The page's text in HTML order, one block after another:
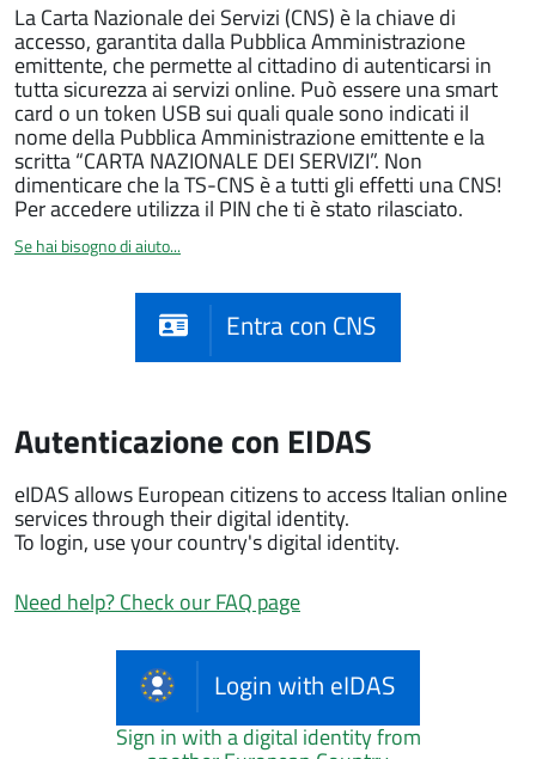
La Carta Nazionale dei Servizi (CNS) è la chiave di
accesso, garantita dalla Pubblica Amministrazione
emittente, che permette al cittadino di autenticarsi in
tutta sicurezza ai servizi online. Può essere una smart
card o un token USB sui quali quale sono indicati il
nome della Pubblica Amministrazione emittente e la
scritta “CARTA NAZIONALE DEI SERVIZI”. Non
dimenticare che la TS-CNS è a tutti gli effetti una CNS!
Per accedere utilizza il PIN che ti è stato rilasciato.
Se hai bisogno di aiuto...
Entra con CNS
Autenticazione con EIDAS
eIDAS allows European citizens to access Italian online
services through their digital identity.
To login, use your country's digital identity.
Need help? Check our FAQ page
Login with eIDAS
Sign in with a digital identity from